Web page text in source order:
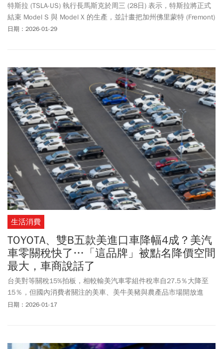
特斯拉 (TSLA-US) 執行長馬斯克於周三 (28日) 表示，特斯拉將正式
結束 Model S 與 Model X 的生產，並計畫把加州佛里蒙特 (Fremont)
工廠轉作生產 Optimus 人形機器人，象徵公司策略重心將進一步由
日期：2026-01-29
生活消費
TOYOTA、雙B五款美進口車降幅4成？美汽
車零關稅快了…「這品牌」被點名降價空間
最大，車商說話了
台美對等關稅15%拍板，相較輸美汽車零組件稅率自27.5％大降至
15％，但國內消費者關注的美車、美牛美豬與農產品市場開放進
度，卻還沒下文。據了解，在我方採取「保零件、棄整車」的談判
日期：2026-01-17